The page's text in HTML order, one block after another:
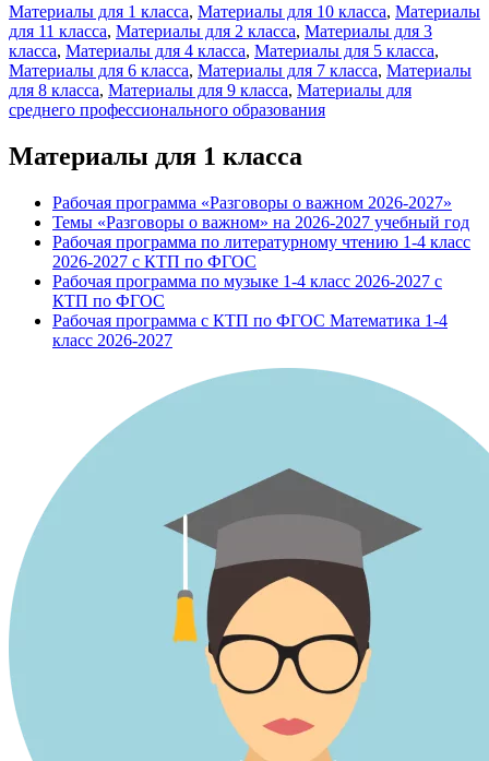
Материалы для 1 класса, Материалы для 10 класса, Материалы
для 11 класса, Материалы для 2 класса, Материалы для 3
класса, Материалы для 4 класса, Материалы для 5 класса,
Материалы для 6 класса, Материалы для 7 класса, Материалы
для 8 класса, Материалы для 9 класса, Материалы для
среднего профессионального образования
Материалы для 1 класса
Рабочая программа «Разговоры о важном 2026-2027»
Темы «Разговоры о важном» на 2026-2027 учебный год
Рабочая программа по литературному чтению 1-4 класс
2026-2027 с КТП по ФГОС
Рабочая программа по музыке 1-4 класс 2026-2027 с
КТП по ФГОС
Рабочая программа с КТП по ФГОС Математика 1-4
класс 2026-2027